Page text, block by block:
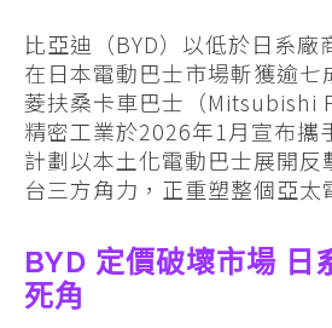
比亞迪（BYD）以低於日系廠
在日本電動巴士市場斬獲逾七
菱扶桑卡車巴士（Mitsubishi
精密工業於2026年1月宣布攜
計劃以本土化電動巴士展開反
台三方角力，正重塑整個亞太
BYD 定價破壞市場 日
死角